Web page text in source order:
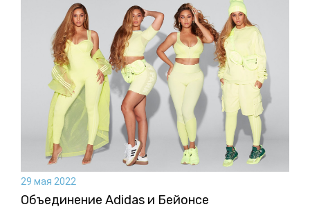
29 мая 2022
Объединение Adidas и Бейонсе